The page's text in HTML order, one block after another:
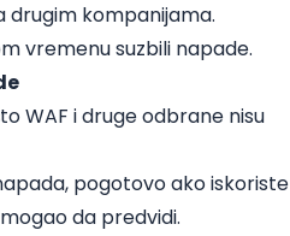
drugim kompanijama.
vremenu suzbili napade.
WAF i druge odbrane nisu
pogotovo ako iskoriste
da predvidi.